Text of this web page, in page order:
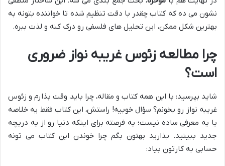
نشون می ده که کتاب چقدر با دقت تنظیم شده تا خواننده بتونه به
بهترین شکل ممکن، این تحلیل های فلسفی رو درک کنه و لذت ببره.
چرا مطالعه زئوس غریبه نواز ضروری
است؟
شاید بپرسید: با این همه کتاب و مقاله، چرا باید وقت بذارم و زئوس
غریبه نواز رو بخونم؟ سؤال خوبیه! راستش، این کتاب فقط یه خلاصه
یا یه معرفی ساده نیست؛ یه فرصته برای اینکه دنیا رو از یه دریچه
جدید ببینید. بذارید بهتون بگم چرا خوندن این کتاب می تونه
حسابی به کارتون بیاد: